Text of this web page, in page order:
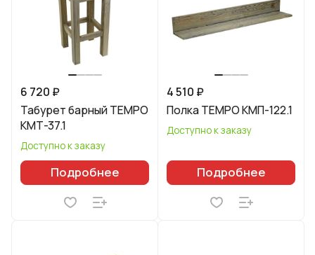
6 720 ₽
Табурет барный TEMPO
КМТ-37.1
Доступно к заказу
Подробнее
4 510 ₽
Полка TEMPO КМП-122.1
Доступно к заказу
Подробнее